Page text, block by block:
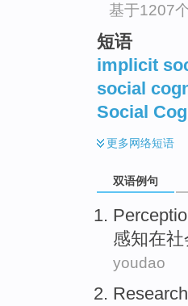
基于1207
短语
implicit
social
Social
更多网络短语
双语例句
感知在社
youdao
Research